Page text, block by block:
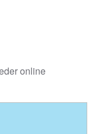
online